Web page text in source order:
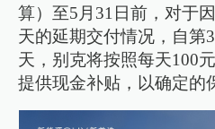
算）至5月31日前，对于
天的延期交付情况，自第
天，别克将按照每天100
提供现金补贴，以确定的